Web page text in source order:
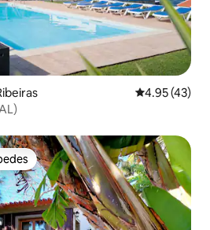
Calificación
4.95 (43)
entre huéspedes